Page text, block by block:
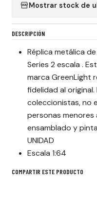
Mostrar stock de
DESCRIPCIÓN
Réplica metálica
Series 2 escala .
marca GreenLight
fidelidad al
coleccionistas, no
personas menores
ensamblado y
UNIDAD
Escala 1:64
COMPARTIR ESTE PRODUCTO